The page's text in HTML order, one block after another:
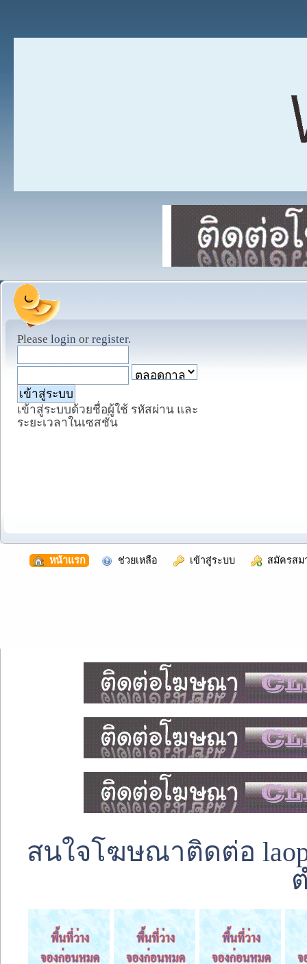
Please login or register.
เข้าสู่ระบบด้วยชื่อผู้ใช้ รหัสผ่าน และ
ระยะเวลาในเซสชั่น
หน้าแรก ช่วยเหลือ เข้าสู่ระบบ สมัครสม
สนใจโฆษณาติดต่อ